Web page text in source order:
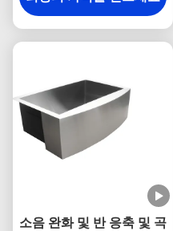
소음 완화 및 반 응축 및 곡